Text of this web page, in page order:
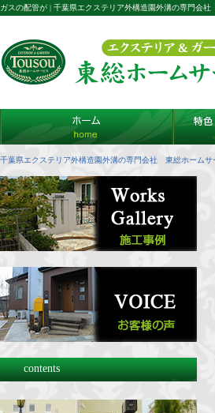
ガスの配管が | 千葉県エクステリア外構造園外溝の専門会
千葉県エクステリア外構造園外溝の専門会社 東総ホームサ
contents